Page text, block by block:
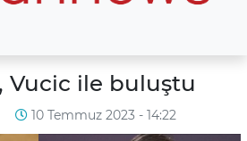
Vucic ile buluştu
10 Temmuz 2023 - 14:22